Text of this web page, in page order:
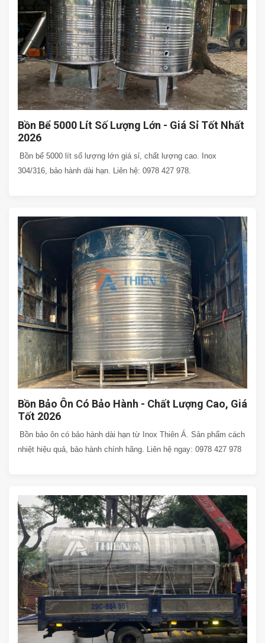
Bồn Bể 5000 Lít Số Lượng Lớn - Giá Sỉ Tốt Nhất
2026
Bồn bể 5000 lít số lượng lớn giá sỉ, chất lượng cao. Inox
304/316, bảo hành dài hạn. Liên hệ: 0978 427 978.
Bồn Bảo Ôn Có Bảo Hành - Chất Lượng Cao, Giá
Tốt 2026
Bồn bảo ôn có bảo hành dài hạn từ Inox Thiên Á. Sản phẩm cách
nhiệt hiệu quả, bảo hành chính hãng. Liên hệ ngay: 0978 427 978